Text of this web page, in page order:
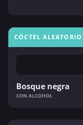
CÓCTEL ALEATORIO
Bosque negra
CON ALCOHOL